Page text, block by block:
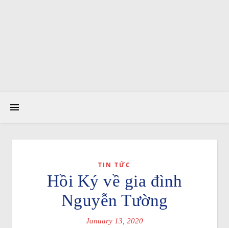
TIN TỨC
Hồi Ký về gia đình
Nguyễn Tường
January 13, 2020